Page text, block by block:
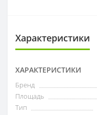
Характеристики
ХАРАКТЕРИСТИКИ
Бренд
Площадь
Тип